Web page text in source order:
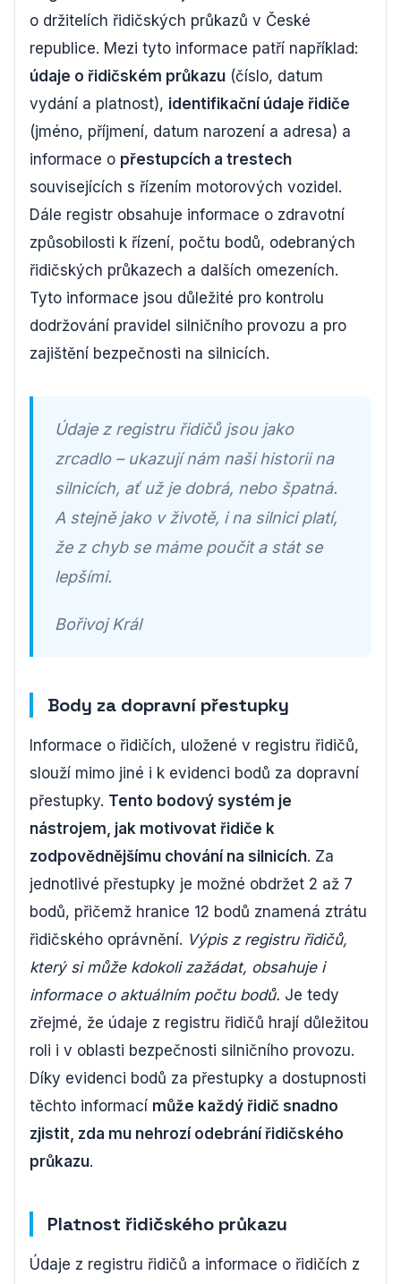
o držitelích řidičských průkazů v České
republice. Mezi tyto informace patří například:
údaje o řidičském průkazu (číslo, datum
vydání a platnost), identifikační údaje řidiče
(jméno, příjmení, datum narození a adresa) a
informace o přestupcích a trestech
souvisejících s řízením motorových vozidel.
Dále registr obsahuje informace o zdravotní
způsobilosti k řízení, počtu bodů, odebraných
řidičských průkazech a dalších omezeních.
Tyto informace jsou důležité pro kontrolu
dodržování pravidel silničního provozu a pro
zajištění bezpečnosti na silnicích.
Údaje z registru řidičů jsou jako
zrcadlo – ukazují nám naši historii na
silnicích, ať už je dobrá, nebo špatná.
A stejně jako v životě, i na silnici platí,
že z chyb se máme poučit a stát se
lepšími.
Bořivoj Král
Body za dopravní přestupky
Informace o řidičích, uložené v registru řidičů,
slouží mimo jiné i k evidenci bodů za dopravní
přestupky. Tento bodový systém je
nástrojem, jak motivovat řidiče k
zodpovědnějšímu chování na silnicích. Za
jednotlivé přestupky je možné obdržet 2 až 7
bodů, přičemž hranice 12 bodů znamená ztrátu
řidičského oprávnění. Výpis z registru řidičů,
který si může kdokoli zažádat, obsahuje i
informace o aktuálním počtu bodů. Je tedy
zřejmé, že údaje z registru řidičů hrají důležitou
roli i v oblasti bezpečnosti silničního provozu.
Díky evidenci bodů za přestupky a dostupnosti
těchto informací může každý řidič snadno
zjistit, zda mu nehrozí odebrání řidičského
průkazu.
Platnost řidičského průkazu
Údaje z registru řidičů a informace o řidičích z